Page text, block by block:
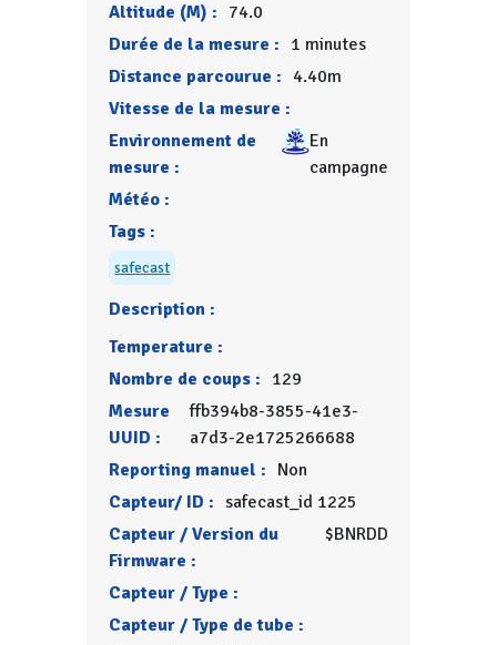
Altitude (M) : 74.0
Durée de la mesure : 1 minutes
Distance parcourue : 4.40m
Vitesse de la mesure :
Environnement de
mesure :
En
campagne
Météo :
Tags :
safecast
Description :
Temperature :
Nombre de coups : 129
Mesure
UUID :
ffb394b8-3855-41e3-
a7d3-2e1725266688
Reporting manuel : Non
Capteur/ ID : safecast_id 1225
Capteur / Version du
Firmware :
$BNRDD
Capteur / Type :
Capteur / Type de tube :